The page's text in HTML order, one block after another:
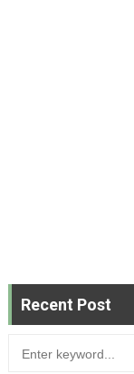
Recent Post